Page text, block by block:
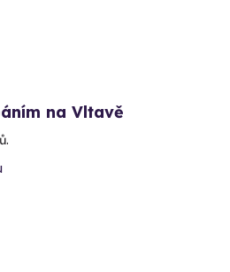
na Vltavě